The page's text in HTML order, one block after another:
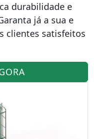
durabilidade e
já a sua e
clientes satisfeitos